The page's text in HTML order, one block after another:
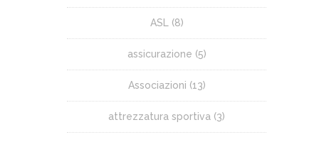
ASL (8)
assicurazione (5)
Associazioni (13)
attrezzatura sportiva (3)